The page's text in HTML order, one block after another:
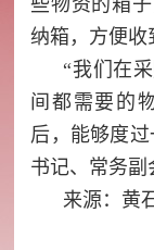
些物资的箱
纳箱，方便收
“我们在
间都需要的
后，能够度
书记、常务副
来源：黄